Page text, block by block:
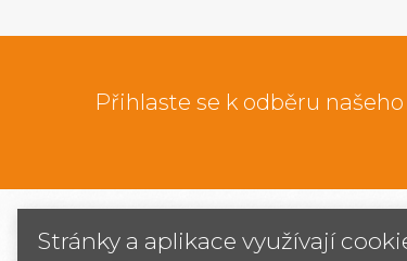
Přihlaste se k odběru
Stránky a aplikace využívají